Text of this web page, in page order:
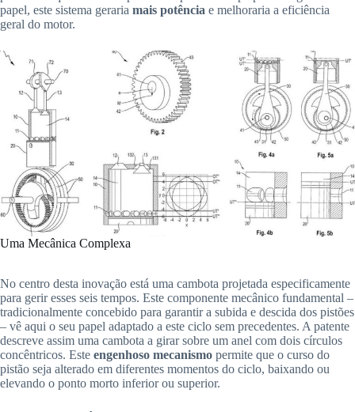
papel, este sistema geraria mais potência e melhoraria a eficiência
geral do motor.
Uma Mecânica Complexa
No centro desta inovação está uma cambota projetada especificamente
para gerir esses seis tempos. Este componente mecânico fundamental –
tradicionalmente concebido para garantir a subida e descida dos pistões
– vê aqui o seu papel adaptado a este ciclo sem precedentes. A patente
descreve assim uma cambota a girar sobre um anel com dois círculos
concêntricos. Este engenhoso mecanismo permite que o curso do
pistão seja alterado em diferentes momentos do ciclo, baixando ou
elevando o ponto morto inferior ou superior.